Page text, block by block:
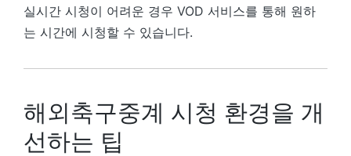
실시간 시청이 어려운 경우 VOD 서비스를 통해 원하
는 시간에 시청할 수 있습니다.
해외축구중계 시청 환경을 개
선하는 팁